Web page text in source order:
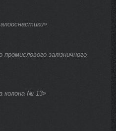
»
промислового залізничного
колона № 13»